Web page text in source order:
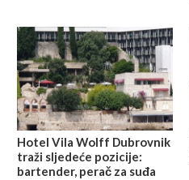
Hotel Vila Wolff Dubrovnik
traži sljedeće pozicije:
bartender, perač za suđa